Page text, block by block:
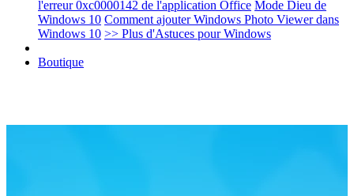
l'erreur 0xc0000142 de l'application Office Mode Dieu de
Windows 10 Comment ajouter Windows Photo Viewer dans
Windows 10 >> Plus d'Astuces pour Windows
Boutique